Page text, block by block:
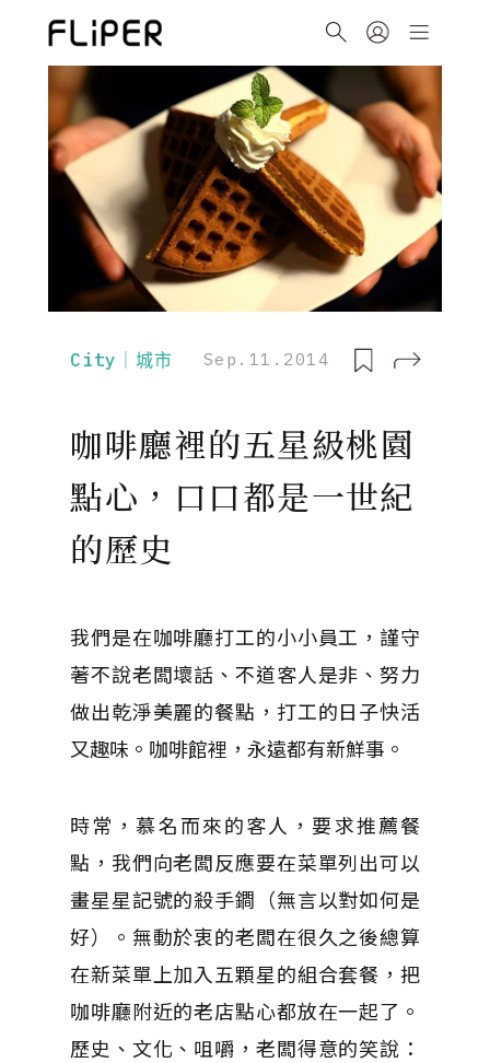
City｜城市 Sep.11.2014
咖啡廳裡的五星級桃園
點心，口口都是一世紀
的歷史
我們是在咖啡廳打工的小小員工，謹守
著不說老闆壞話、不道客人是非、努力
做出乾淨美麗的餐點，打工的日子快活
又趣味。咖啡館裡，永遠都有新鮮事。
時常，慕名而來的客人，要求推薦餐
點，我們向老闆反應要在菜單列出可以
畫星星記號的殺手鐧（無言以對如何是
好）。無動於衷的老闆在很久之後總算
在新菜單上加入五顆星的組合套餐，把
咖啡廳附近的老店點心都放在一起了。
歷史、文化、咀嚼，老闆得意的笑說：